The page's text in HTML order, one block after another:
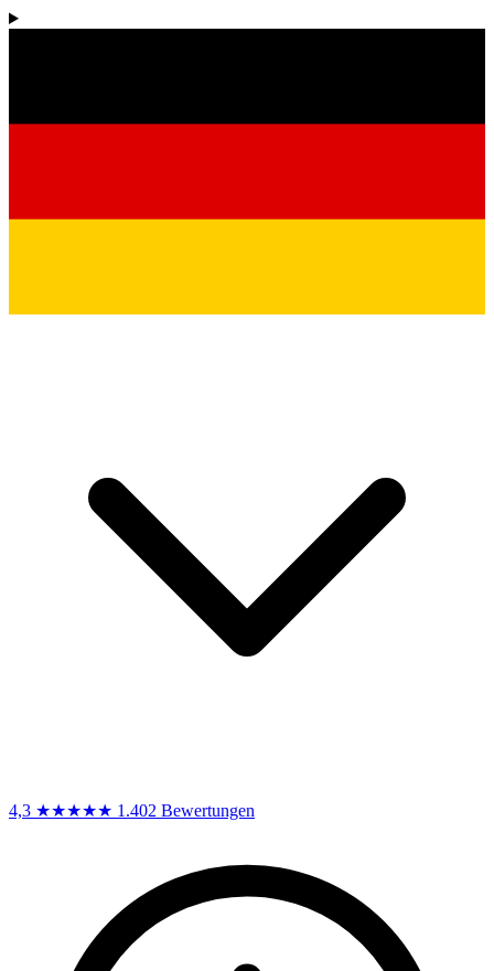
4,3 ★★★★★ 1.402 Bewertungen